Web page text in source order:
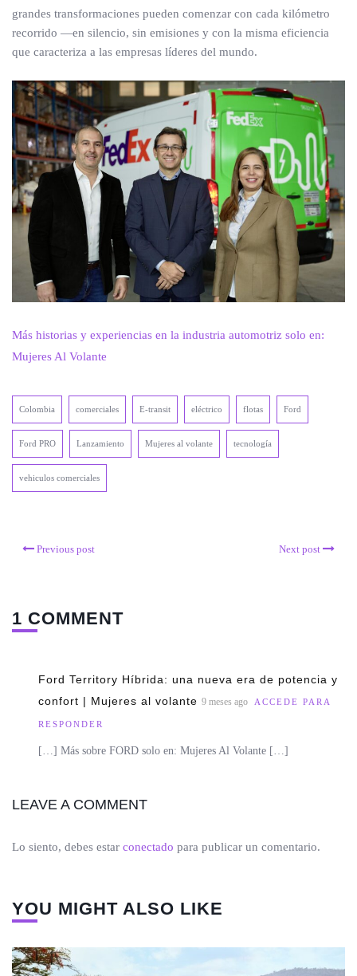
grandes transformaciones pueden comenzar con cada kilómetro
recorrido —en silencio, sin emisiones y con la misma eficiencia
que caracteriza a las empresas líderes del mundo.
Más historias y experiencias en la industria automotriz solo en:
Mujeres Al Volante
Colombia comerciales E-transit eléctrico flotas Ford
Ford PRO Lanzamiento Mujeres al volante tecnología
vehiculos comerciales
Previous post Next post
1 COMMENT
Ford Territory Híbrida: una nueva era de potencia y
confort | Mujeres al volante 9 meses ago ACCEDE PARA
RESPONDER
[…] Más sobre FORD solo en: Mujeres Al Volante […]
LEAVE A COMMENT
Lo siento, debes estar conectado para publicar un comentario.
YOU MIGHT ALSO LIKE